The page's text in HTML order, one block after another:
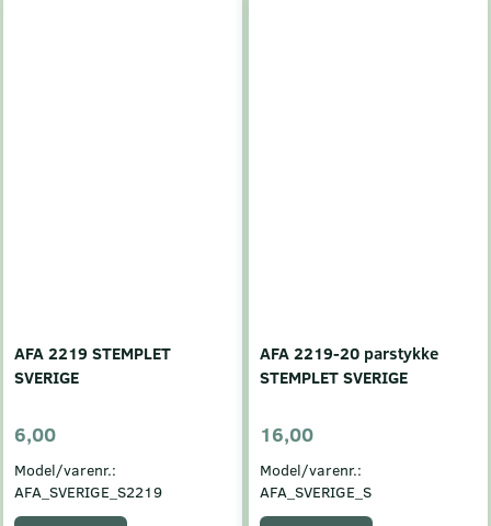
AFA 2219 STEMPLET
SVERIGE
6,00
Model/varenr.:
AFA_SVERIGE_S2219
AFA 2219-20 parstykke
STEMPLET SVERIGE
16,00
Model/varenr.:
AFA_SVERIGE_S